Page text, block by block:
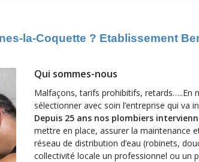
la-Coquette ? Etablissement
Qui sommes-nous
Malfaçons, tarifs prohibitifs, retards…..En
sélectionner avec soin l’entreprise qui va
Depuis 25 ans nos plombiers
mettre en place, assurer la maintenance
réseau de distribution d’eau (robinets,
collectivité locale un professionnel ou un